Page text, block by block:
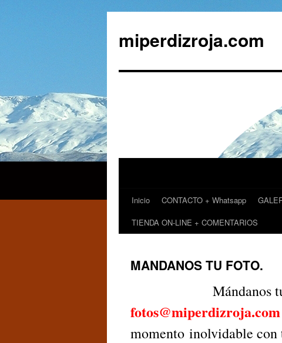
miperdizroja.com
Saltar
Inicio CONTACTO + Whatsapp
TIENDA ON-LINE + COMENTARIOS
MANDANOS TU FOTO.
Mándanos tu
fotos@miperdizroja.com
momento inolvidable con